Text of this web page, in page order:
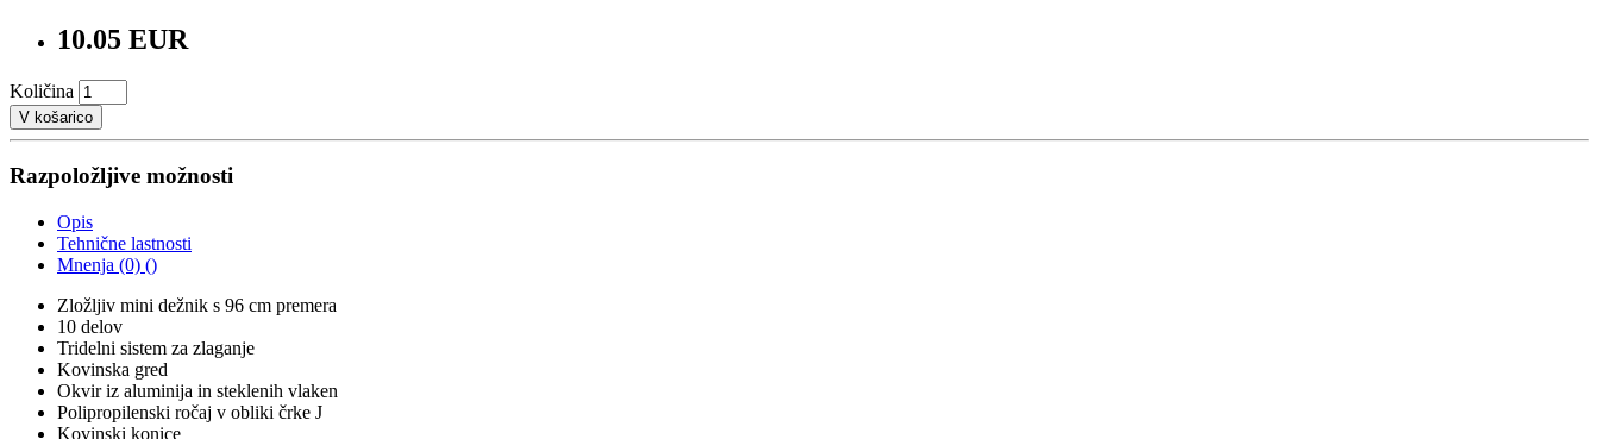
10.05 EUR
Količina
V košarico
Razpoložljive možnosti
Opis
Tehnične lastnosti
Mnenja (0) ()
Zložljiv mini dežnik s 96 cm premera
10 delov
Tridelni sistem za zlaganje
Kovinska gred
Okvir iz aluminija in steklenih vlaken
Polipropilenski ročaj v obliki črke J
Kovinski konice